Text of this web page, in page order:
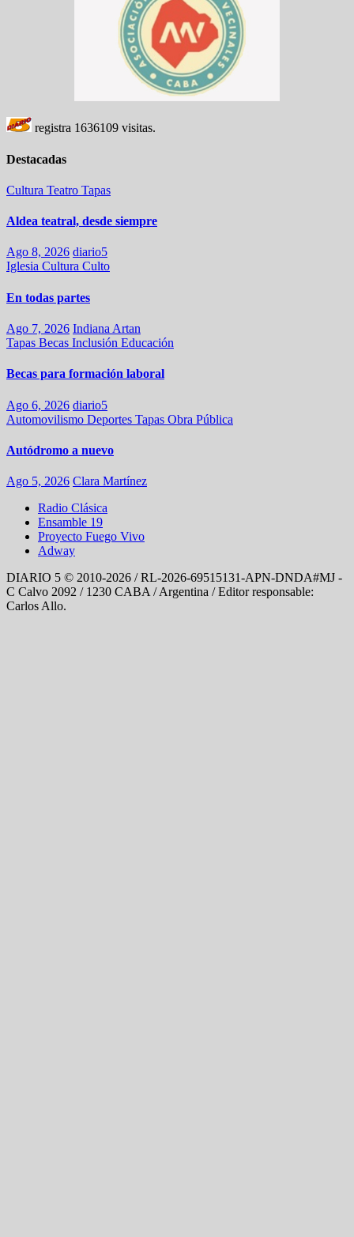
registra 1636109 visitas.
Destacadas
Cultura Teatro Tapas
Aldea teatral, desde siempre
Ago 8, 2026 diario5
Iglesia Cultura Culto
En todas partes
Ago 7, 2026 Indiana Artan
Tapas Becas Inclusión Educación
Becas para formación laboral
Ago 6, 2026 diario5
Automovilismo Deportes Tapas Obra Pública
Autódromo a nuevo
Ago 5, 2026 Clara Martínez
Radio Clásica
Ensamble 19
Proyecto Fuego Vivo
Adway
DIARIO 5 © 2010-2026 / RL-2026-69515131-APN-DNDA#MJ -
C Calvo 2092 / 1230 CABA / Argentina / Editor responsable:
Carlos Allo.